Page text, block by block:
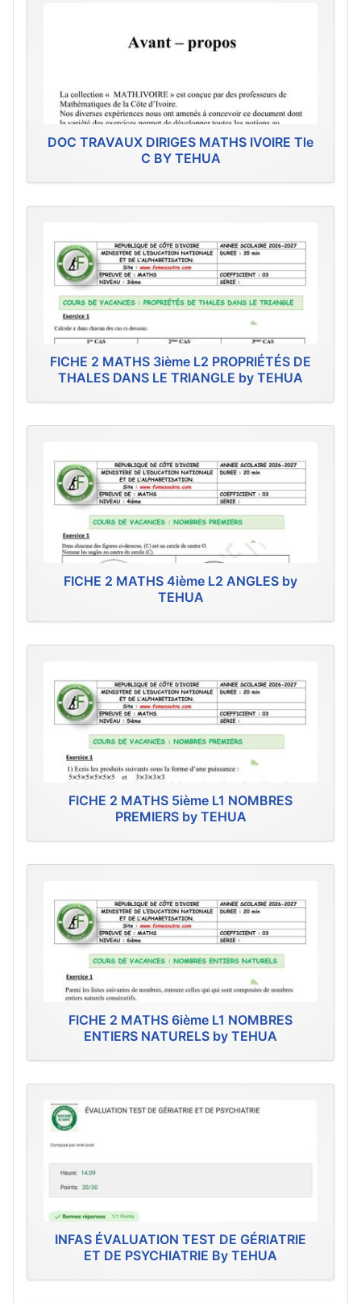
DOC TRAVAUX DIRIGES MATHS IVOIRE Tle
C BY TEHUA
FICHE 2 MATHS 3ième L2 PROPRIÉTÉS DE
THALES DANS LE TRIANGLE by TEHUA
FICHE 2 MATHS 4ième L2 ANGLES by
TEHUA
FICHE 2 MATHS 5ième L1 NOMBRES
PREMIERS by TEHUA
FICHE 2 MATHS 6ième L1 NOMBRES
ENTIERS NATURELS by TEHUA
INFAS ÉVALUATION TEST DE GÉRIATRIE
ET DE PSYCHIATRIE By TEHUA